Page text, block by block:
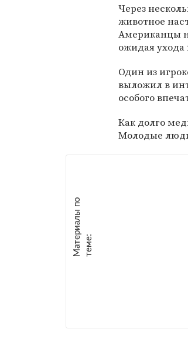
Через
животное
Американцы
ожидая ухода
Один из
выложил в
особого
Как долго
Молодые люди
М
а
т е
р
и
а
л
ы
п
о
т
е
м
е :